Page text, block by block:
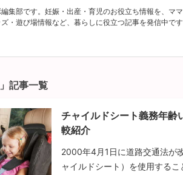
集部です。妊娠・出産・育児のお役立ち情報を、マ
・遊び場情報など、暮らしに役立つ記事を発信中です
記事一覧
チャイルドシート義務年齢
較紹介
2000年4月1日に道路交通法が
ャイルドシート）を使用する